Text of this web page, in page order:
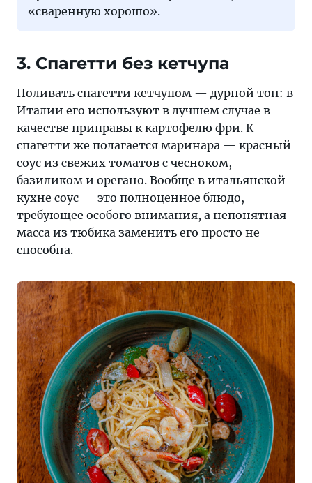
«сваренную хорошо».
3. Спагетти без кетчупа
Поливать спагетти кетчупом — дурной тон: в
Италии его используют в лучшем случае в
качестве приправы к картофелю фри. К
спагетти же полагается маринара — красный
соус из свежих томатов с чесноком,
базиликом и орегано. Вообще в итальянской
кухне соус — это полноценное блюдо,
требующее особого внимания, а непонятная
масса из тюбика заменить его просто не
способна.